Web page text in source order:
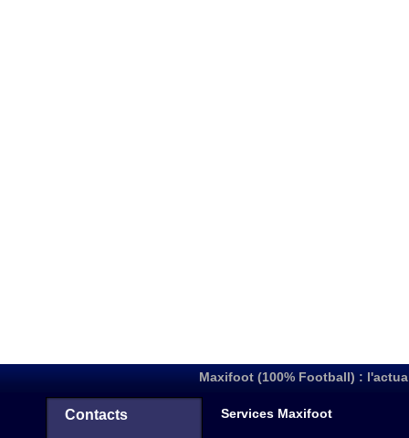
Maxifoot (100% Football) :
Contacts Services Maxifoot